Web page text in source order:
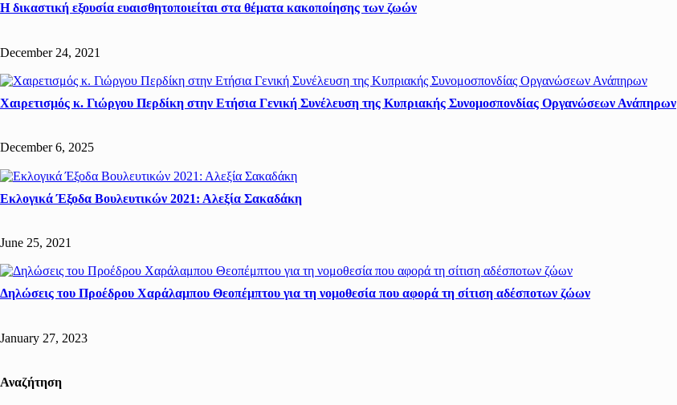
Η δικαστική εξουσία ευαισθητοποιείται στα θέματα κακοποίησης των ζωών
December 24, 2021
Χαιρετισμός κ. Γιώργου Περδίκη στην Ετήσια Γενική Συνέλευση της Κυπριακής Συνομοσπονδίας Οργανώσεων Ανάπηρων
December 6, 2025
Εκλογικά Έξοδα Βουλευτικών 2021: Αλεξία Σακαδάκη
June 25, 2021
Δηλώσεις του Προέδρου Χαράλαμπου Θεοπέμπτου για τη νομοθεσία που αφορά τη σίτιση αδέσποτων ζώων
January 27, 2023
Αναζήτηση